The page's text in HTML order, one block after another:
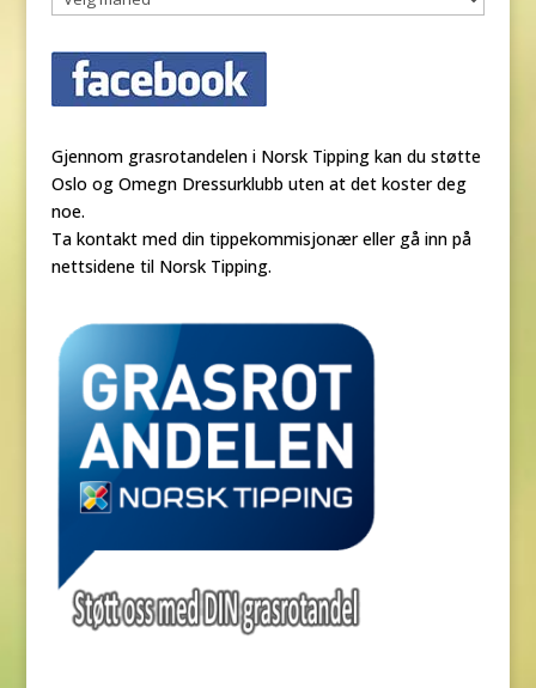
Gjennom grasrotandelen i Norsk Tipping kan du støtte
Oslo og Omegn Dressurklubb uten at det koster deg
noe.
Ta kontakt med din tippekommisjonær eller gå inn på
nettsidene til Norsk Tipping.